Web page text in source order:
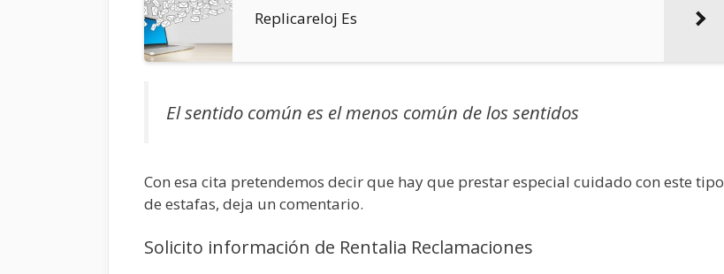
Replicareloj Es
El sentido común es el menos común de los sentidos
Con esa cita pretendemos decir que hay que prestar especial cuidado con este tipo
de estafas, deja un comentario.
Solicito información de Rentalia Reclamaciones